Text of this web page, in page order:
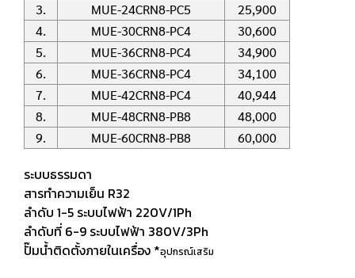
3.
MUE-24CRN8-PC5
25,900
4.
MUE-30CRN8-PC4
30,600
5.
MUE-36CRN8-PC4
34,900
6.
MUE-36CRN8-PC4
34,100
7.
MUE-42CRN8-PC4
40,944
8.
MUE-48CRN8-PB8
48,000
9.
MUE-60CRN8-PB8 60,000
ระบบธรรมดา
สารทำความเย็น R32
ลำดับ 1-5 ระบบไฟฟ้า 220V/1Ph
ลำดับที่ 6-9 ระบบไฟฟ้า 380V/3Ph
ปั๊มน้ำติดตั้งภายในเครื่อง *อุปกรณ์เสริม